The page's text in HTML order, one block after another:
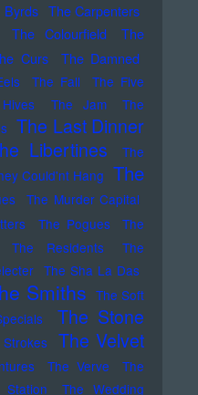
Byrds The Carpenters
The Colourfield
The
Curs
The Damned
The Fall
The Five
The Jam
The
The Last Dinner
Libertines
The
Could'nt Hang The
The Murder Capital
The Pogues
The
The Residents
The
The Sha La Das
Smiths The Soft
The Stone
The Velvet
The Verve
The
The Wedding